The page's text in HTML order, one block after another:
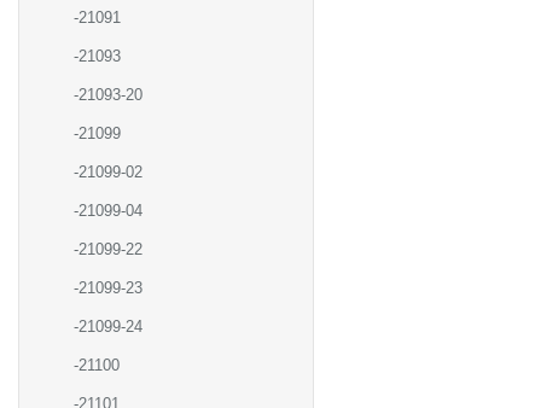
-21091
-21093
-21093-20
-21099
-21099-02
-21099-04
-21099-22
-21099-23
-21099-24
-21100
-21101